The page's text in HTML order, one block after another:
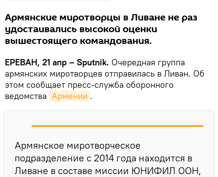
Армянские миротворцы в Ливане не раз
удостаивались высокой оценки
вышестоящего командования.
ЕРЕВАН, 21 апр – Sputnik. Очередная группа
армянских миротворцев отправилась в Ливан. Об
этом сообщает пресс-служба оборонного
ведомства Армении .
Армянское миротворческое
подразделение с 2014 года находится в
Ливане в составе миссии ЮНИФИЛ ООН,